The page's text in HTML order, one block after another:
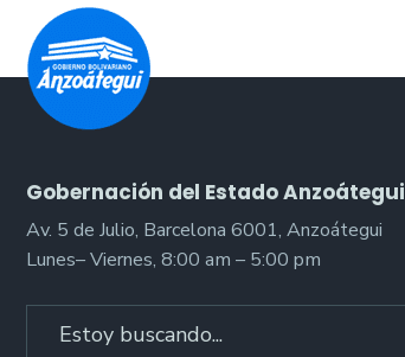
Gobernación del Estado Anzoátegui
Av. 5 de Julio, Barcelona 6001, Anzoátegui
Lunes– Viernes, 8:00 am – 5:00 pm